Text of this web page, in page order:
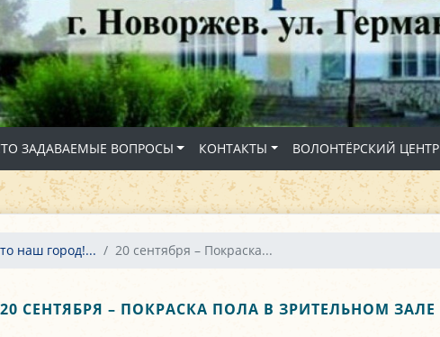
ЗАДАВАЕМЫЕ ВОПРОСЫ КОНТАКТЫ ВОЛОНТЁРСКИЙ ЦЕНТР
наш город!... 20 сентября – Покраска...
20 СЕНТЯБРЯ – ПОКРАСКА ПОЛА В ЗРИТЕЛЬНОМ ЗАЛЕ